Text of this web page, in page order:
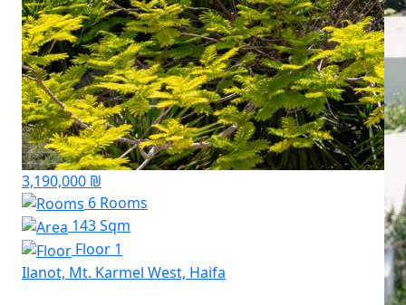
3,190,000 ₪
6 Rooms
143 Sqm
Floor 1
Ilanot, Mt. Karmel West, Haifa